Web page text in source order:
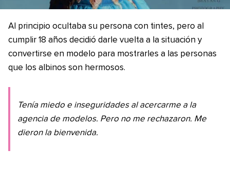
Al principio ocultaba su persona con tintes, pero al
cumplir 18 años decidió darle vuelta a la situación y
convertirse en modelo para mostrarles a las personas
que los albinos son hermosos.
Tenía miedo e inseguridades al acercarme a la
agencia de modelos. Pero no me rechazaron. Me
dieron la bienvenida.